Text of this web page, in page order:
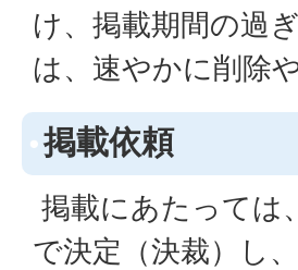
け、掲載期間の過
は、速やかに削除
掲載依頼
掲載にあたっては
で決定（決裁）し